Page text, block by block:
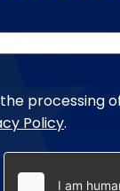
processing
Policy.